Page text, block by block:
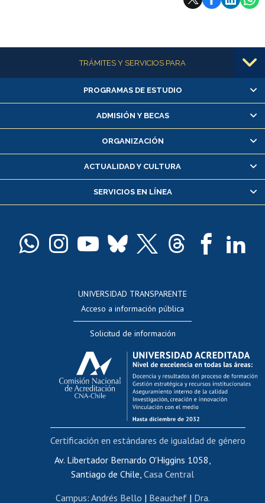
Más informaciónTRÁMITES Y SERVICIOS PARA
Alumnas/os y exalumnas/os
Matrícula en línea
Inscripción y cambio de asignaturas
Consulta y certificado de notas
Servicio médico y dental
Pago de arancel y crédito alumnos
Docentes
Perfeccionamiento
Editar Portafolio Académico
Evaluación docente
Calificación académica
Postulación al AUCAI
Funcionarias/os
Cursos internos de capacitación
Bienestar del personal
Portal de movilidad interna
Certificado de renta
Certificado de renta honorarios
PROGRAMAS DE ESTUDIO
ADMISIÓN Y BECAS
ORGANIZACIÓN
ACTUALIDAD Y CULTURA
SERVICIOS EN LÍNEA
UNIVERSIDAD TRANSPARENTE
Acceso a información pública
Solicitud de información
Av. Libertador Bernardo O'Higgins 1058,
Santiago de Chile, Casa Central
Campus: Andrés Bello | Beauchef| Dra.
Certificación en estándares de igualdad de género